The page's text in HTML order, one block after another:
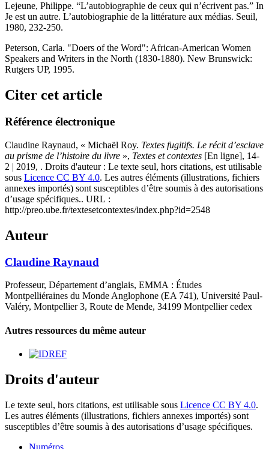
Lejeune, Philippe. “L’autobiographie de ceux qui n’écrivent pas.” In
Je est un autre. L’autobiographie de la littérature aux médias. Seuil,
1980, 232-250.
Peterson, Carla. "Doers of the Word": African-American Women
Speakers and Writers in the North (1830-1880). New Brunswick:
Rutgers UP, 1995.
Citer cet article
Référence électronique
Claudine Raynaud, « Michaël Roy. Textes fugitifs. Le récit d’esclave
au prisme de l’histoire du livre », Textes et contextes [En ligne], 14-
2 | 2019, . Droits d'auteur : Le texte seul, hors citations, est utilisable
sous Licence CC BY 4.0. Les autres éléments (illustrations, fichiers
annexes importés) sont susceptibles d’être soumis à des autorisations
d’usage spécifiques.. URL :
http://preo.ube.fr/textesetcontextes/index.php?id=2548
Auteur
Claudine Raynaud
Professeur, Département d’anglais, EMMA : Études
Montpelliéraines du Monde Anglophone (EA 741), Université Paul-
Valéry, Montpellier 3, Route de Mende, 34199 Montpellier cedex
Autres ressources du même auteur
Droits d'auteur
Le texte seul, hors citations, est utilisable sous Licence CC BY 4.0.
Les autres éléments (illustrations, fichiers annexes importés) sont
susceptibles d’être soumis à des autorisations d’usage spécifiques.
Numéros